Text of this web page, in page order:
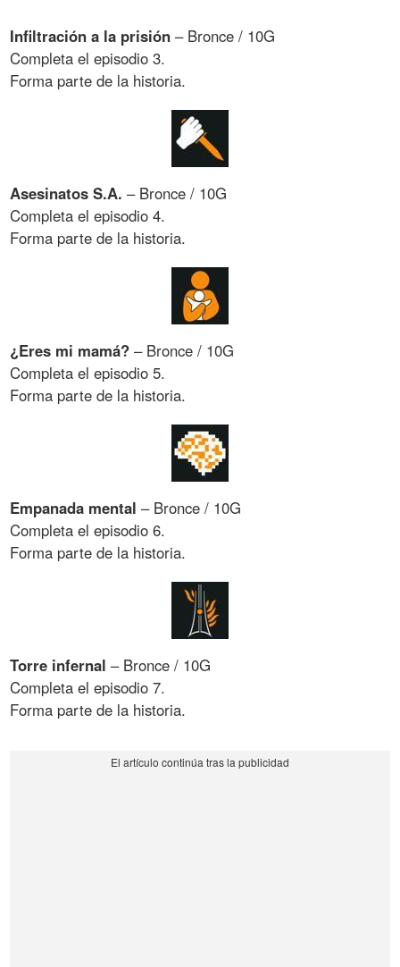
Infiltración a la prisión – Bronce / 10G
Completa el episodio 3.
Forma parte de la historia.
Asesinatos S.A.– Bronce / 10G
Completa el episodio 4.
Forma parte de la historia.
¿Eres mi mamá?– Bronce / 10G
Completa el episodio 5.
Forma parte de la historia.
Empanada mental – Bronce / 10G
Completa el episodio 6.
Forma parte de la historia.
Torre infernal – Bronce / 10G
Completa el episodio 7.
Forma parte de la historia.